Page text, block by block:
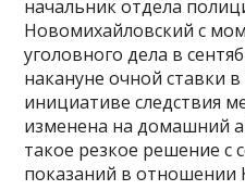
начальник отдела
Новомихайловский с
уголовного дела в
накануне очной ставки
инициативе следствия
изменена на домашний
такое резкое решение с
показаний в отношении